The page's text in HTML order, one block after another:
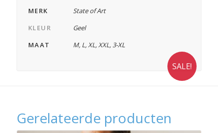
SALE!
MERK
State of Art
KLEUR
Geel
MAAT
M, L,XL,XXL,3-XL
Gerelateerde producten